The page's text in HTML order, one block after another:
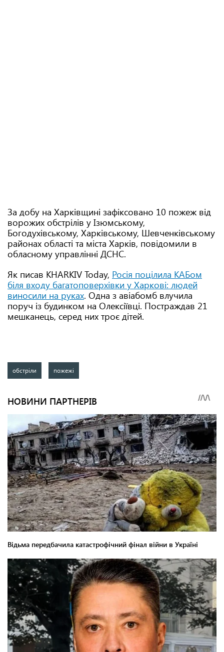
За добу на Харківщині зафіксовано 10 пожеж від
ворожих обстрілів у Ізюмському,
Богодухівському, Харківському, Шевченківському
районах області та міста Харків, повідомили в
обласному управлінні ДСНС.
Як писав KHARKIV Today, Росія поцілила КАБом
біля входу багатоповерхівки у Харкові: людей
виносили на руках. Одна з авіабомб влучила
поруч із будинком на Олексіївці. Постраждав 21
мешканець, серед них троє дітей.
обстріли пожежі